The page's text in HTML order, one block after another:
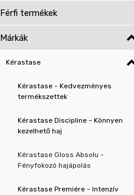
Férfi termékek
Márkák
Kérastase
Kérastase - Kedvezményes
termékszettek
Kérastase Discipline - Könnyen
kezelhető haj
Kérastase Gloss Absolu -
Fényfokozó hajápolás
Kérastase Premiére - Intenzív